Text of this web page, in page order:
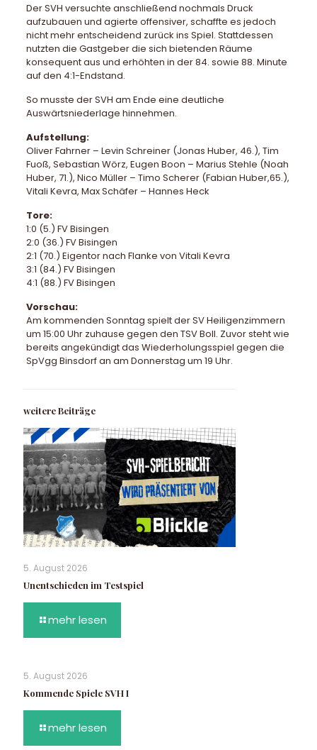
Der SVH versuchte anschließend nochmals Druck
aufzubauen und agierte offensiver, schaffte es jedoch
nicht mehr entscheidend zurück ins Spiel. Stattdessen
nutzten die Gastgeber die sich bietenden Räume
konsequent aus und erhöhten in der 84. sowie 88. Minute
auf den 4:1-Endstand.
So musste der SVH am Ende eine deutliche
Auswärtsniederlage hinnehmen.
Aufstellung:
Oliver Fahrner – Levin Schreiner (Jonas Huber, 46.), Tim
Fuoß, Sebastian Wörz, Eugen Boon – Marius Stehle (Noah
Huber, 71.), Nico Müller – Timo Scherer (Fabian Huber,65.),
Vitali Kevra, Max Schäfer – Hannes Heck
Tore:
1:0 (5.) FV Bisingen
2:0 (36.) FV Bisingen
2:1 (70.) Eigentor nach Flanke von Vitali Kevra
3:1 (84.) FV Bisingen
4:1 (88.) FV Bisingen
Vorschau:
Am kommenden Sonntag spielt der SV Heiligenzimmern
um 15:00 Uhr zuhause gegen den TSV Boll. Zuvor steht wie
bereits angekündigt das Wiederholungsspiel gegen die
SpVgg Binsdorf an am Donnerstag um 19 Uhr.
weitere Beiträge
5. August 2026
Unentschieden im Testspiel
mehr lesen
5. August 2026
Kommende Spiele SVH I
mehr lesen